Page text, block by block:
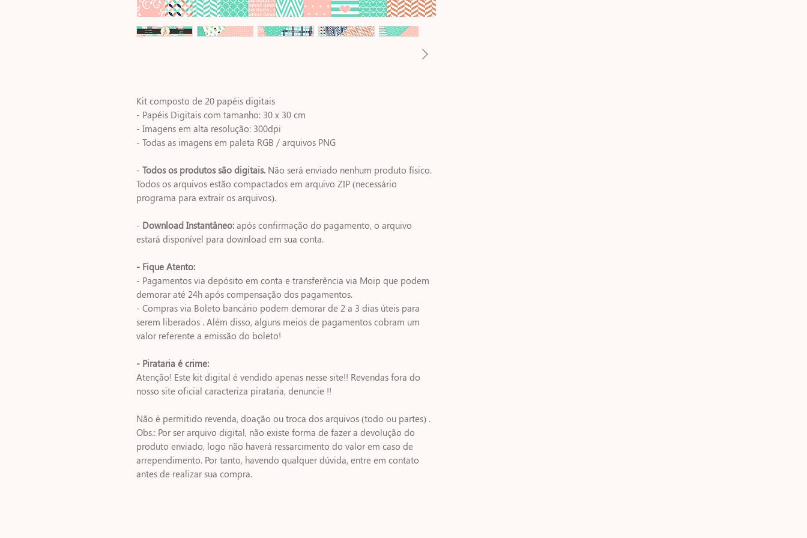
Kit composto de 20 papéis digitais
- Papéis Digitais com tamanho: 30 x 30 cm
- Imagens em alta resolução: 300dpi
- Todas as imagens em paleta RGB / arquivos PNG
- Todos os produtos são digitais. Não será enviado nenhum produto físico.
Todos os arquivos estão compactados em arquivo ZIP (necessário
programa para extrair os arquivos).
- Download Instantâneo: após confirmação do pagamento, o arquivo
estará disponível para download em sua conta.
- Fique Atento:
- Pagamentos via depósito em conta e transferência via Moip que podem
demorar até 24h após compensação dos pagamentos.
- Compras via Boleto bancário podem demorar de 2 a 3 dias úteis para
serem liberados . Além disso, alguns meios de pagamentos cobram um
valor referente a emissão do boleto!
- Pirataria é crime:
Atenção! Este kit digital é vendido apenas nesse site!! Revendas fora do
nosso site oficial caracteriza pirataria, denuncie !!
Não é permitido revenda, doação ou troca dos arquivos (todo ou partes) .
Obs.: Por ser arquivo digital, não existe forma de fazer a devolução do
produto enviado, logo não haverá ressarcimento do valor em caso de
arrependimento. Por tanto, havendo qualquer dúvida, entre em contato
antes de realizar sua compra.